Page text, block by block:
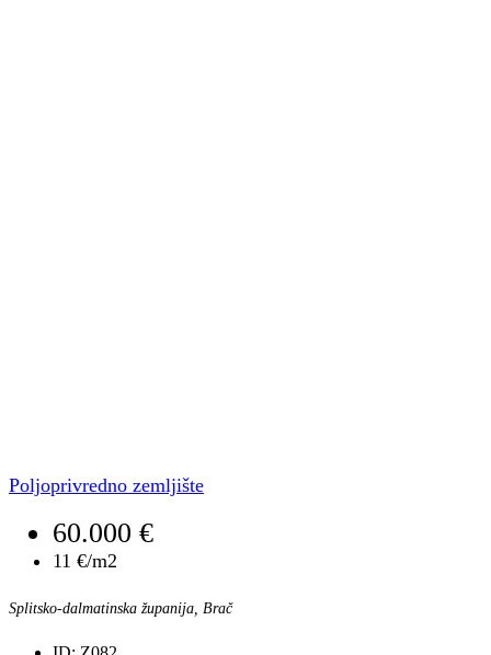
Poljoprivredno zemljište
60.000 €
11 €/m2
Splitsko-dalmatinska županija, Brač